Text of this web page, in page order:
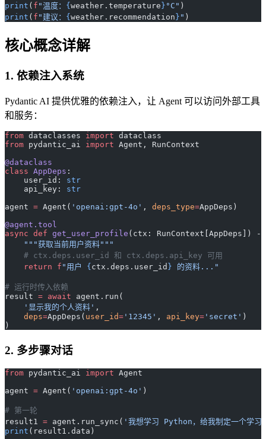
print ( f "温度： { weather.temperature } °C" )
print ( f "建议： { weather.recommendation } " )
核心概念详解
1. 依赖注入系统
Pydantic AI 提供优雅的依赖注入，让 Agent 可以访问外部工具
和服务：
from dataclasses import dataclass
from pydantic_ai import Agent, RunContext
@dataclass
class AppDeps :
    user_id:
str
    api_key:
str
agent = Agent( 'openai:gpt-4o' , deps_type=AppDeps)
@agent.tool
async def get_user_profile (ctx: RunContext[AppDeps])
    """获取当前用户资料"""
    # ctx.deps.user_id 和 ctx.deps.api_key 可用
    return
f "用户 { ctx.deps.user_id } 的资料..."
# 运行时传入依赖
result = await agent.run(
    '显示我的个人资料'
,
    deps
=AppDeps( user_id= '12345' , api_key= 'secret' )
)
2. 多步骤对话
from pydantic_ai import Agent
agent = Agent( 'openai:gpt-4o' )
# 第一轮
result1 = agent.run_sync( '我想学习 Python，给我制定一个学习
print (result1.data)